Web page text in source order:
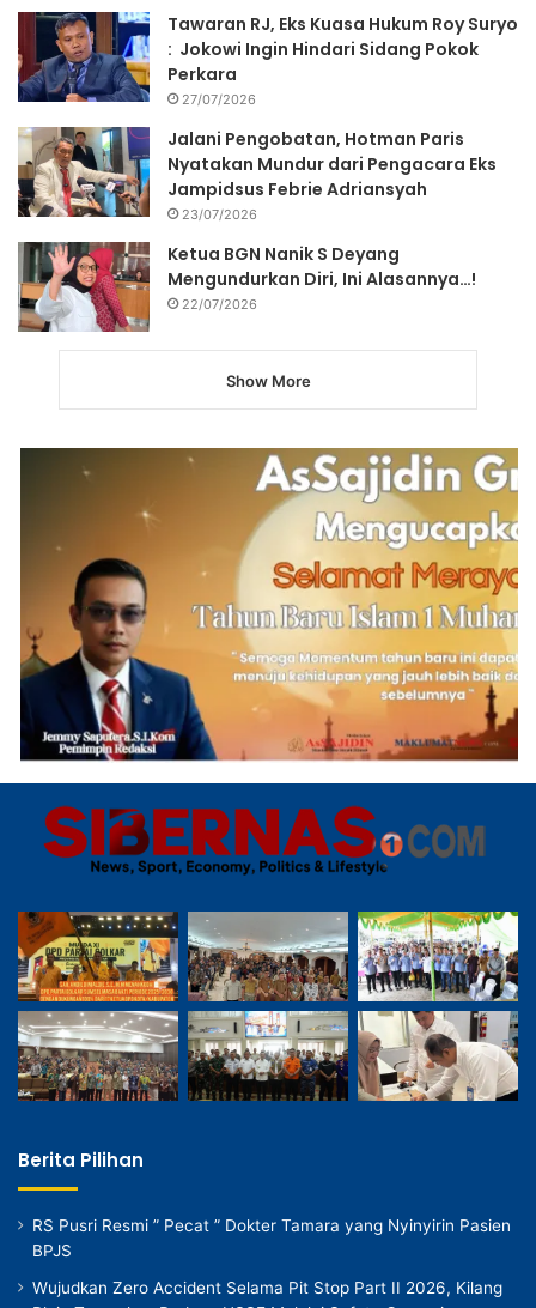
Tawaran RJ, Eks Kuasa Hukum Roy Suryo
: Jokowi Ingin Hindari Sidang Pokok
Perkara
27/07/2026
Jalani Pengobatan, Hotman Paris
Nyatakan Mundur dari Pengacara Eks
Jampidsus Febrie Adriansyah
23/07/2026
Ketua BGN Nanik S Deyang
Mengundurkan Diri, Ini Alasannya…!
22/07/2026
Show More
Berita Pilihan
RS Pusri Resmi ” Pecat ” Dokter Tamara yang Nyinyirin Pasien
BPJS
Wujudkan Zero Accident Selama Pit Stop Part II 2026, Kilang